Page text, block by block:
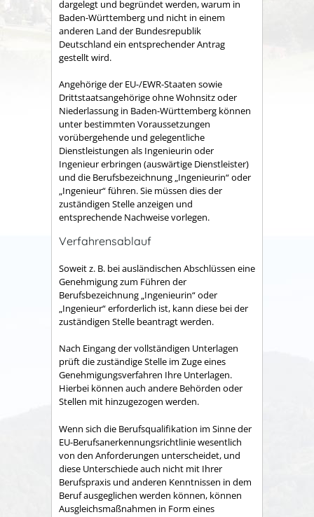
dargelegt und begründet werden, warum in
Baden-Württemberg und nicht in einem
anderen Land der Bundesrepublik
Deutschland ein entsprechender Antrag
gestellt wird.
Angehörige der EU-/EWR-Staaten sowie
Drittstaatsangehörige ohne Wohnsitz oder
Niederlassung in Baden-Württemberg können
unter bestimmten Voraussetzungen
vorübergehende und gelegentliche
Dienstleistungen als Ingenieurin oder
Ingenieur erbringen (auswärtige Dienstleister)
und die Berufsbezeichnung „Ingenieurin“ oder
„Ingenieur“ führen. Sie müssen dies der
zuständigen Stelle anzeigen und
entsprechende Nachweise vorlegen.
Verfahrensablauf
Soweit z. B. bei ausländischen Abschlüssen eine
Genehmigung zum Führen der
Berufsbezeichnung „Ingenieurin“ oder
„Ingenieur“ erforderlich ist, kann diese bei der
zuständigen Stelle beantragt werden.
Nach Eingang der vollständigen Unterlagen
prüft die zuständige Stelle im Zuge eines
Genehmigungsverfahren Ihre Unterlagen.
Hierbei können auch andere Behörden oder
Stellen mit hinzugezogen werden.
Wenn sich die Berufsqualifikation im Sinne der
EU-Berufsanerkennungsrichtlinie wesentlich
von den Anforderungen unterscheidet, und
diese Unterschiede auch nicht mit Ihrer
Berufspraxis und anderen Kenntnissen in dem
Beruf ausgeglichen werden können, können
Ausgleichsmaßnahmen in Form eines